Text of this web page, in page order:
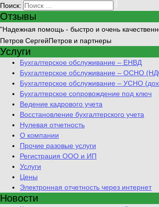
Поиск:
Отзывы
Надежная помощь - быстро и очень
Петров СергейПетров и партнеры
Услуги
Бухгалтерское обслуживание – ЕНВД
Бухгалтерское обслуживание – ОСНО
Бухгалтерское обслуживание – УСНО
Бухгалтерское сопровождение под ключ
Ведение кадрового учета
Восстановление бухгалтерского учета
Нулевая отчетность
О компании
Прочие разовые услуги
Регистрация ООО и ИП
Услуги
Цены
Электронная отчетность через интернет
Новости